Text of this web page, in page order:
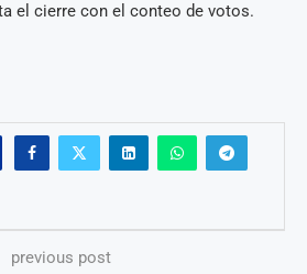
el cierre con el conteo de votos.
previous post